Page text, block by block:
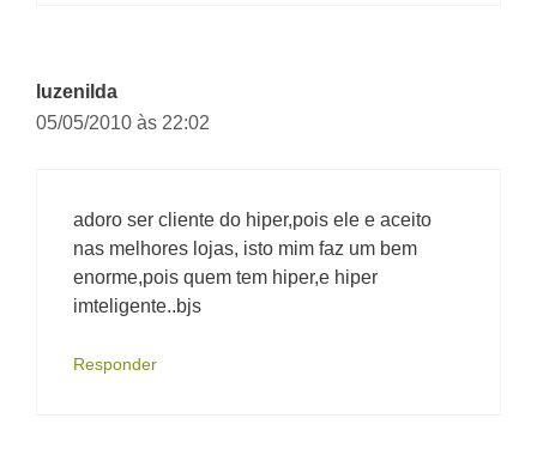
luzenilda
05/05/2010 às 22:02
adoro ser cliente do hiper,pois ele e aceito
nas melhores lojas, isto mim faz um bem
enorme,pois quem tem hiper,e hiper
imteligente..bjs
Responder